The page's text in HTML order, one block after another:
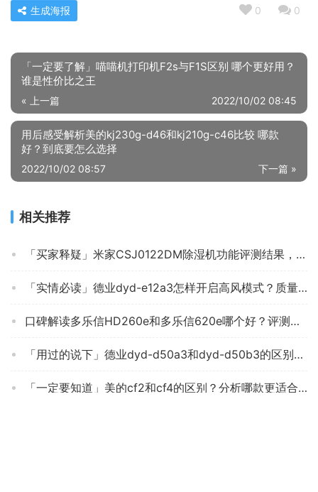
0 0
生成海报
「一定要了解」喵喵机打印机F2s与F1S区别 哪个更好用？
谁是性价比之王
« 上一篇 2022/10/02 08:45
用后感受解析美的kj230g-d46和kj210g-c46比较 哪款
好？到底要怎么选择
下一篇 »
2022/10/02 08:57
相关推荐
「买家释疑」米家CSJ0122DM除湿机功能评测结果，看看买家怎么样评价的
「实情必读」德业dyd-e12a3怎样开启高风模式？质量真的好吗
口碑解读多乐信HD260e和多乐信620e哪个好？评测结果不看后悔
「用过的说下」德业dyd-d50a3和dyd-d50b3的区别？应该怎么样选择
「一定要知道」美的cf2和cf4的区别？分析哪款更适合你